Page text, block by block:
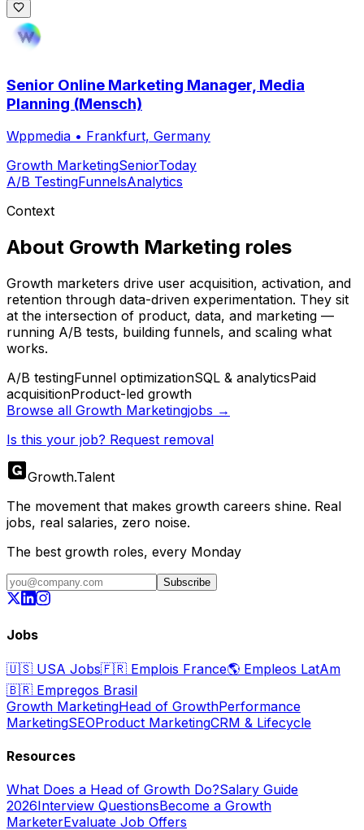
Senior Online Marketing Manager, Media
Planning (Mensch)
Wppmedia • Frankfurt, Germany
Growth MarketingSeniorToday
A/B TestingFunnelsAnalytics
Context
About Growth Marketing roles
Growth marketers drive user acquisition, activation, and
retention through data-driven experimentation. They sit
at the intersection of product, data, and marketing —
running A/B tests, building funnels, and scaling what
works.
A/B testingFunnel optimizationSQL & analyticsPaid
acquisitionProduct-led growth
Browse all Growth Marketingjobs →
Is this your job? Request removal
Growth.Talent
The movement that makes growth careers shine. Real
jobs, real salaries, zero noise.
The best growth roles, every Monday
Subscribe
Jobs
🇺🇸 USA Jobs🇫🇷 Emplois France🌎 Empleos LatAm
🇧🇷 Empregos Brasil
Growth MarketingHead of GrowthPerformance
MarketingSEOProduct MarketingCRM & Lifecycle
Resources
What Does a Head of Growth Do?Salary Guide
2026Interview QuestionsBecome a Growth
MarketerEvaluate Job Offers